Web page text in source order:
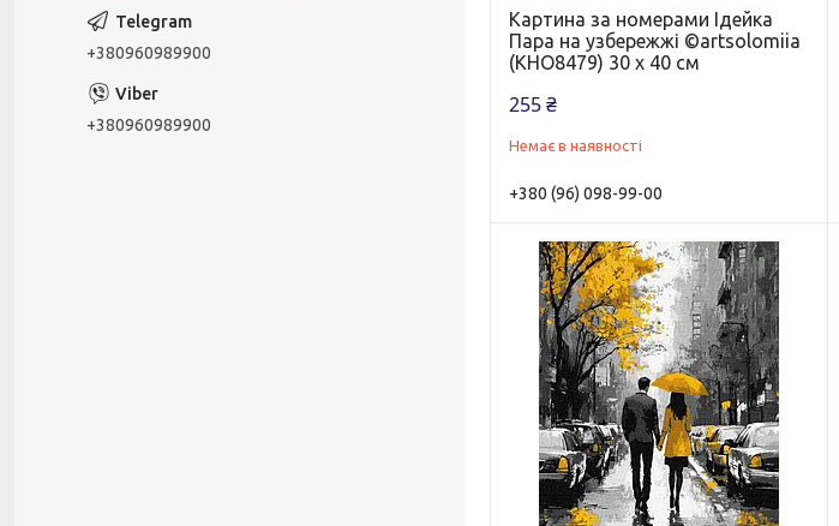
Картина за номерами Ідейка
Пара на узбережжі ©artsolomiia
(KHO8479) 30 х 40 см
255 ₴
Немає в наявності
+380 (96) 098-99-00
+380960989900
+380960989900